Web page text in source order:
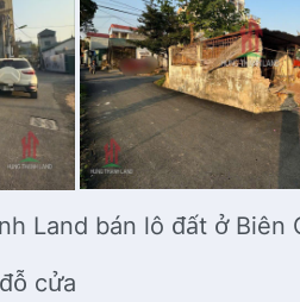
Land bán lô đất ở
cửa